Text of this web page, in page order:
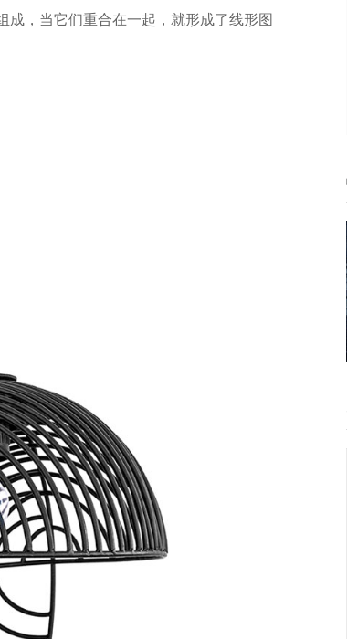
成，当它们重合在一起，就形成了线形图